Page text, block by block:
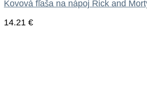
Kovová fľaša na nápoj Rick and
14.21 €